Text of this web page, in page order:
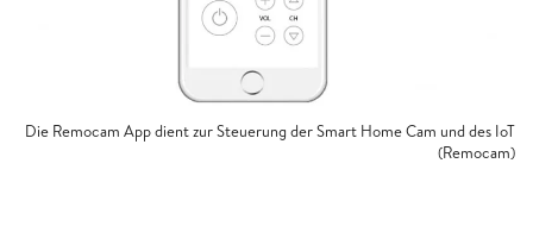
Die Remocam App dient zur Steuerung der Smart Home Cam und des IoT
(Remocam)